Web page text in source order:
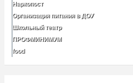
Наркопост
Организация питания в ДОУ
Школьный театр
ПРОФМИНИМУМ
food